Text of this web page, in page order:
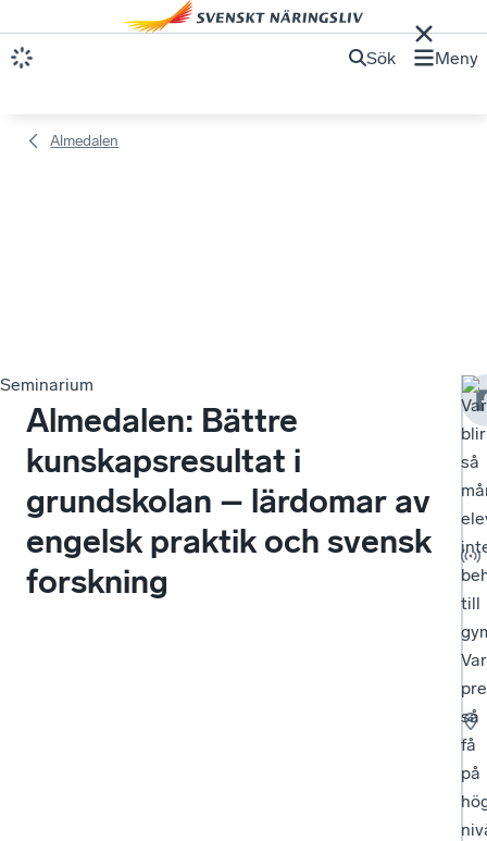
Sök Meny
Almedalen
Seminarium
Almedalen: Bättre
kunskapsresultat i
grundskolan – lärdomar av
engelsk praktik och svensk
forskning
blir
så
till
så
få
på